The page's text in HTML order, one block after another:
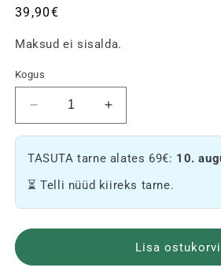
Tavaline
39,90€
Maksud ei sisalda.
Kogus
Vähenda
Pack
0%
THC-
sisaldusega
vaigud
🍫
Suurenda
Pack
0%
THC-
sisaldusega
vaigud
🍫
TASUTA tarne alates 69€: 10.
⏳ Telli nüüd kiireks tarne.
Lisa ostukorvi